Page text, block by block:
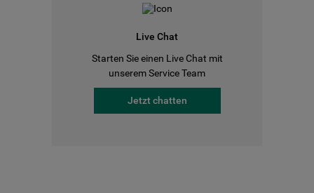
Live Chat
Starten Sie einen Live Chat mit
unserem Service Team
Jetzt chatten